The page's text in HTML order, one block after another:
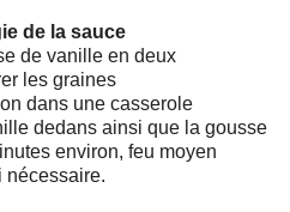
de la sauce
de vanille en deux
les graines
dans une casserole
dedans ainsi que la gousse
environ, feu moyen
nécessaire.